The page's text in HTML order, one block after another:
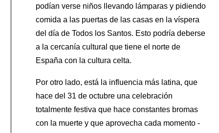
podían verse niños llevando lámparas y pidiendo
comida a las puertas de las casas en la víspera
del día de Todos los Santos. Esto podría deberse
a la cercanía cultural que tiene el norte de
España con la cultura celta.
Por otro lado, está la influencia más latina, que
hace del 31 de octubre una celebración
totalmente festiva que hace constantes bromas
con la muerte y que aprovecha cada momento -